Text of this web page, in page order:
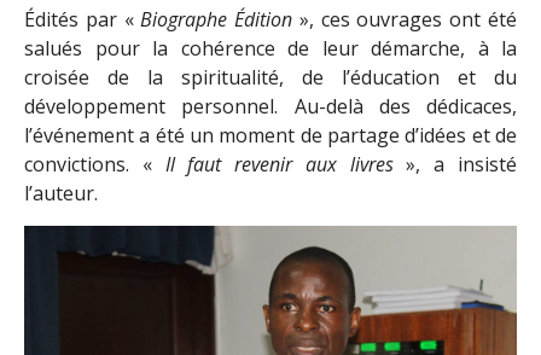
Édités par «Biographe Édition », ces ouvrages ont été
salués pour la cohérence de leur démarche, à la
croisée de la spiritualité, de l’éducation et du
développement personnel. Au-delà des dédicaces,
l’événement a été un moment de partage d’idées et de
convictions. « Il faut revenir aux livres», a insisté
l’auteur.